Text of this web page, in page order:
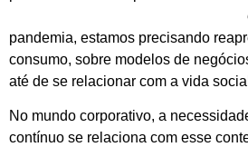
pandemia, estamos precisando
consumo, sobre modelos de
até de se relacionar com a vida
No mundo corporativo, a
contínuo se relaciona com esse